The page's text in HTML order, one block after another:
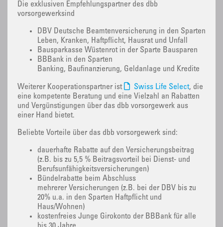
Die exklusiven Empfehlungspartner des dbb
vorsorgewerksind
DBV Deutsche Beamtenversicherung in den Sparten
Leben, Kranken, Haftpflicht, Hausrat und Unfall
Bausparkasse Wüstenrot in der Sparte Bausparen
BBBank in den Sparten
Banking, Baufinanzierung, Geldanlage und Kredite
Weiterer Kooperationspartner ist Swiss Life Select, die
eine kompetente Beratung und eine Vielzahl an Rabatten
und Vergünstigungen über das dbb vorsorgewerk aus
einer Hand bietet.
Beliebte Vorteile über das dbb vorsorgewerk sind:
dauerhafte Rabatte auf den Versicherungsbeitrag
(z.B. bis zu 5,5 % Beitragsvorteil bei Dienst- und
Berufsunfähigkeitsversicherungen)
Bündelrabatte beim Abschluss
mehrerer Versicherungen (z.B. bei der DBV bis zu
20% u.a. in den Sparten Haftpflicht und
Haus/Wohnen)
kostenfreies Junge Girokonto der BBBank für alle